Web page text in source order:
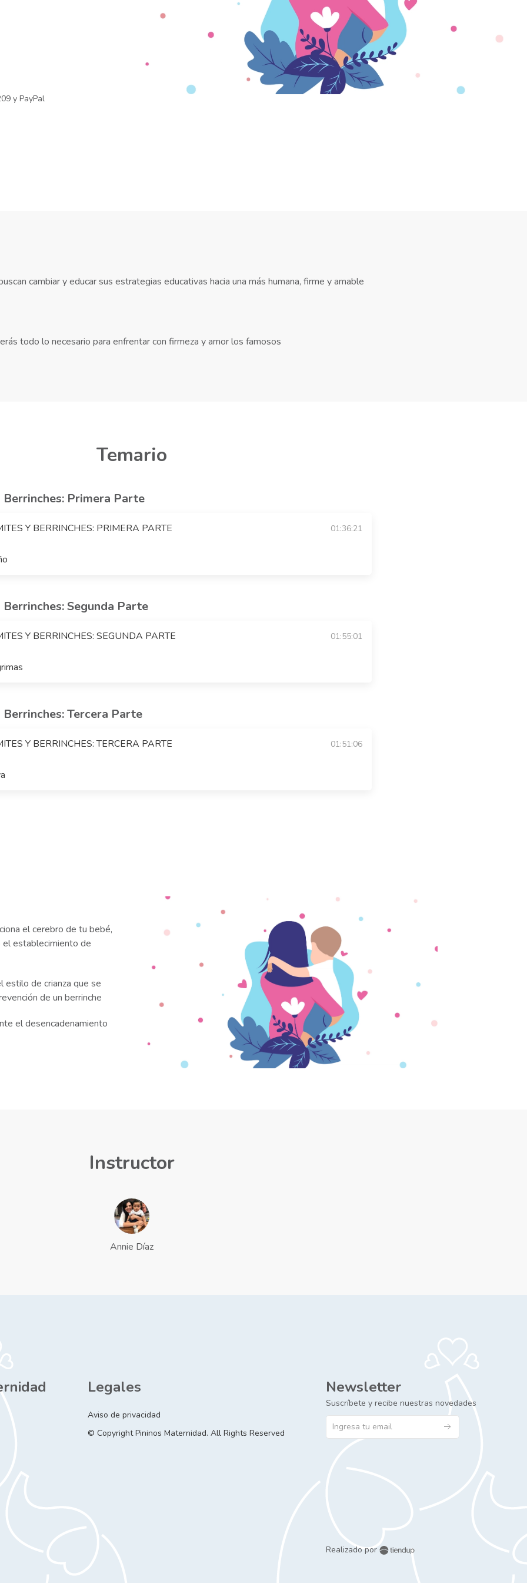
y PayPal
cambiar y educar sus estrategias educativas hacia una más humana, firme y amable
todo lo necesario para enfrentar con firmeza y amor los famosos
Temario
Primera Parte
Y BERRINCHES: PRIMERA PARTE 01:36:21
Segunda Parte
Y BERRINCHES: SEGUNDA PARTE 01:55:01
Tercera Parte
Y BERRINCHES: TERCERA PARTE 01:51:06
el cerebro de tu bebé,
el establecimiento de
estilo de crianza que se
de un berrinche
el desencadenamiento
Instructor
Annie Díaz
Legales
Aviso de privacidad
© Copyright Pininos Maternidad. All Rights Reserved
Newsletter
Suscríbete y recibe nuestras novedades
Realizado por